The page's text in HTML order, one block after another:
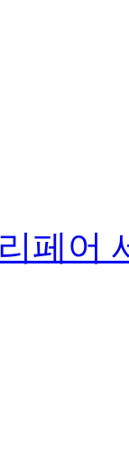
페어